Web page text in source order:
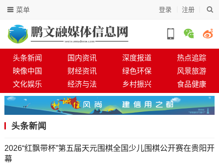
登录 注册
菜单
头条新闻 国内资讯 深度报道
热点追踪
映像中国
财经资讯 绿色环保
风景旅游
文化娱乐
经济与法 乡村振兴 食品健康
头条新闻
​​​​​​​2026“红飘带杯”第五届天元围棋全国少儿围棋公开赛在贵阳开
幕